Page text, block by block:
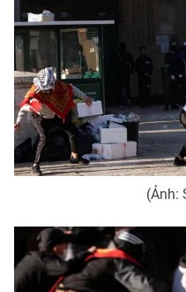
® Cấm sao chép dưới mọi
thuận bằng văn bản. Ghi rõ
thông tin từ website này.
(Ảnh: